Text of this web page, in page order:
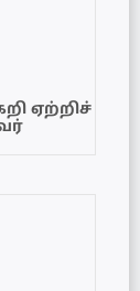
ஏற்றிச்